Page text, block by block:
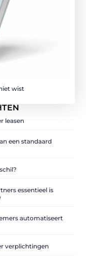
wist
leasen
een standaard
essentieel is
automatiseert
verplichtingen